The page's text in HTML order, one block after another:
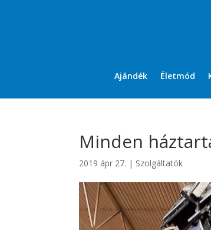
Ajándék Életmód
Minden
2019 ápr 27. | Szolgáltatók